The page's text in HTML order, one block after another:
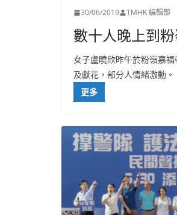
30/06/2019 TMHK 編輯部
數十人晚上到
女子盧曉欣昨午於粉嶺嘉
及獻花，部分人情緒激動。
更多